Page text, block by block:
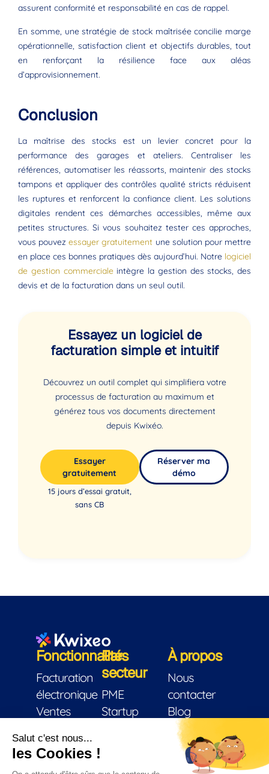
assurent conformité et responsabilité en cas de rappel.
En somme, une stratégie de stock maîtrisée concilie marge
opérationnelle, satisfaction client et objectifs durables, tout
en renforçant la résilience face aux aléas
d’approvisionnement.
Conclusion
La maîtrise des stocks est un levier concret pour la
performance des garages et ateliers. Centraliser les
références, automatiser les réassorts, maintenir des stocks
tampons et appliquer des contrôles qualité stricts réduisent
les ruptures et renforcent la confiance client. Les solutions
digitales rendent ces démarches accessibles, même aux
petites structures. Si vous souhaitez tester ces approches,
vous pouvezessayer gratuitement une solution pour mettre
en place ces bonnes pratiques dès aujourd’hui. Notre logiciel
de gestion commercialeintègre la gestion des stocks, des
devis et de la facturation dans un seul outil.
Essayez un logiciel de
facturation simple et intuitif
Découvrez un outil complet qui simplifiera votre
processus de facturation au maximum et
générez tous vos documents directement
depuis Kwixéo.
Essayer
gratuitement
15 jours d’essai gratuit,
sans CB
Réserver ma
démo
Fonctionnalités
Facturation
électronique
Ventes
CRM
Trésorerie
Par
secteur
PME
Startup
À propos
Nous
contacter
Blog
Conditions
générales
d’utilisation